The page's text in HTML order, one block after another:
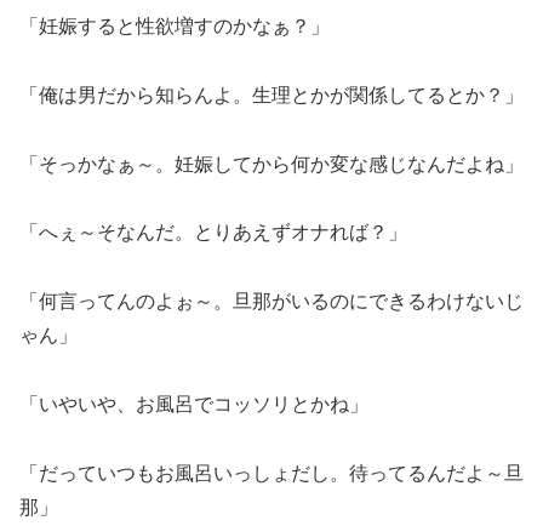
「妊娠すると性欲増すのかなぁ？」
「俺は男だから知らんよ。生理とかが関係してるとか？」
「そっかなぁ～。妊娠してから何か変な感じなんだよね」
「へぇ～そなんだ。とりあえずオナれば？」
「何言ってんのよぉ～。旦那がいるのにできるわけないじ
ゃん」
「いやいや、お風呂でコッソリとかね」
「だっていつもお風呂いっしょだし。待ってるんだよ～旦
那」